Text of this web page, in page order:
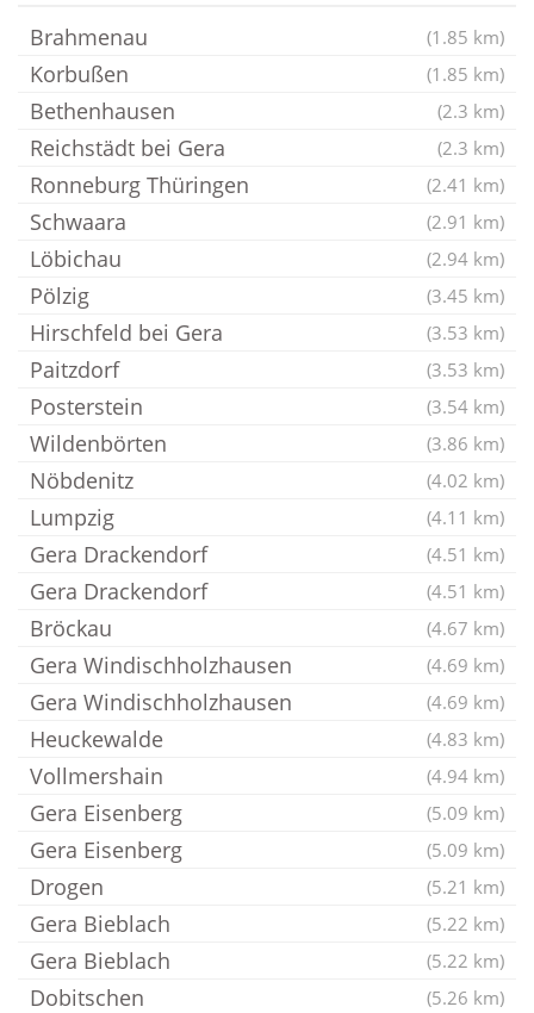
Brahmenau (1.85 km)
Korbußen (1.85 km)
Bethenhausen (2.3 km)
Reichstädt bei Gera (2.3 km)
Ronneburg Thüringen (2.41 km)
Schwaara (2.91 km)
Löbichau (2.94 km)
Pölzig (3.45 km)
Hirschfeld bei Gera (3.53 km)
Paitzdorf (3.53 km)
Posterstein (3.54 km)
Wildenbörten (3.86 km)
Nöbdenitz (4.02 km)
Lumpzig (4.11 km)
Gera Drackendorf (4.51 km)
Gera Drackendorf (4.51 km)
Bröckau (4.67 km)
Gera Windischholzhausen (4.69 km)
Gera Windischholzhausen (4.69 km)
Heuckewalde (4.83 km)
Vollmershain (4.94 km)
Gera Eisenberg (5.09 km)
Gera Eisenberg (5.09 km)
Drogen (5.21 km)
Gera Bieblach (5.22 km)
Gera Bieblach (5.22 km)
Dobitschen (5.26 km)